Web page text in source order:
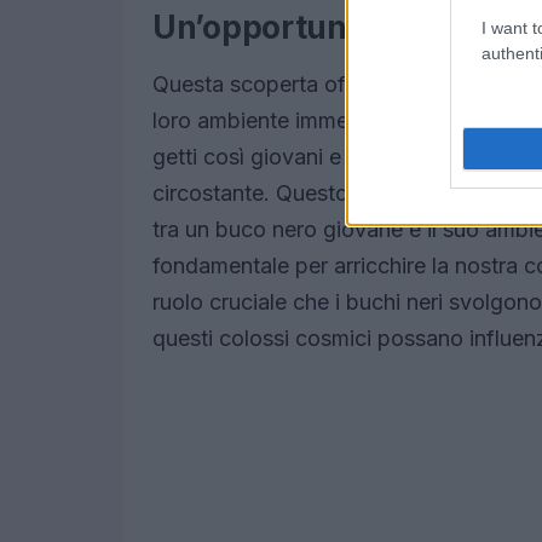
I want
Un’opportunità per la
Questa scoperta offre una rara
loro ambiente immediato. Myriam
getti così giovani e brevi non hanno
circostante. Questo crea un contesto
tra un buco nero giovane e il suo
fondamentale per arricchire la nostra
ruolo cruciale che i buchi neri
questi colossi cosmici possano